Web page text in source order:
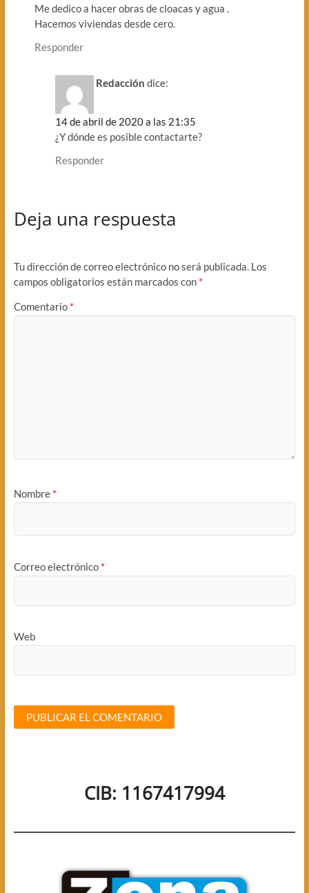
Me dedico a hacer obras de cloacas y agua .
Hacemos viviendas desde cero.
Responder
Redacción dice:
14 de abril de 2020 a las 21:35
¿Y dónde es posible contactarte?
Responder
Deja una respuesta
Tu dirección de correo electrónico no será publicada. Los
campos obligatorios están marcados con *
Comentario *
Nombre *
Correo electrónico *
Web
CIB: 1167417994